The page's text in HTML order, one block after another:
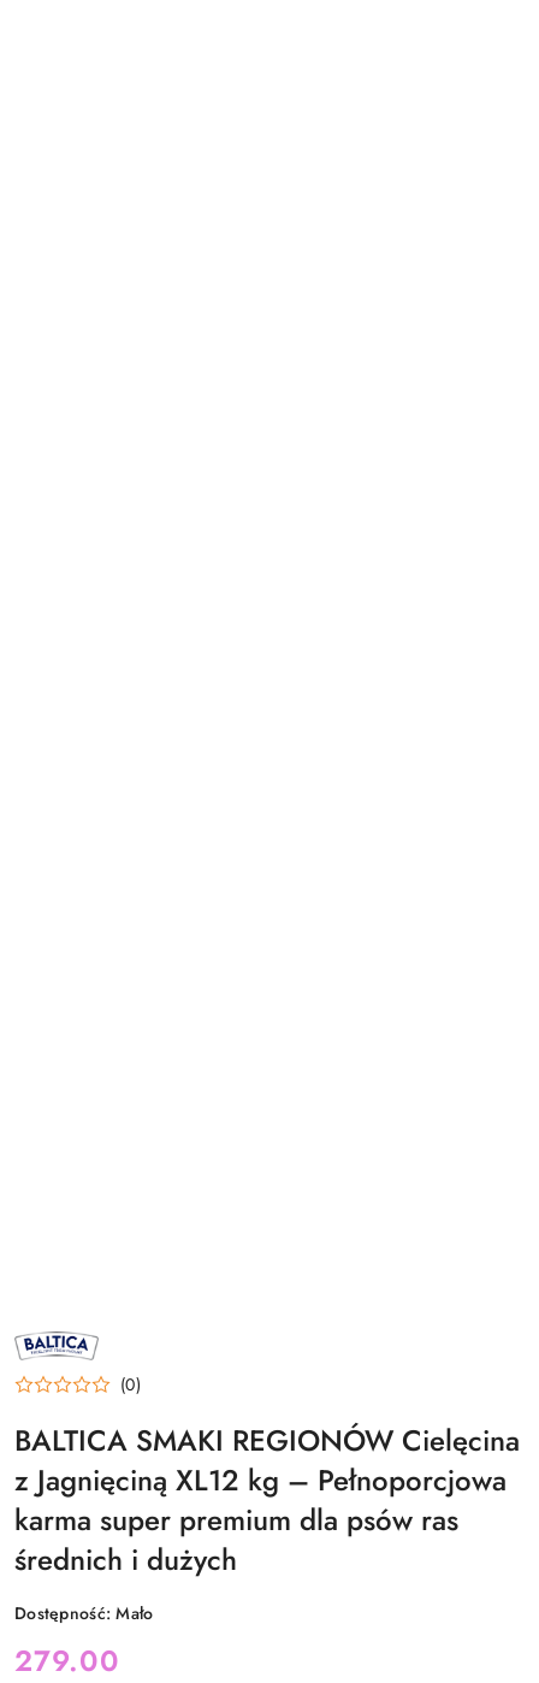
NAZWA
PRODUCENTA:
BALTICA
(0)
BALTICA SMAKI REGIONÓW Cielęcina
z Jagnięciną XL12 kg – Pełnoporcjowa
karma super premium dla psów ras
średnich i dużych
Dostępność:Mało
cena:
279.00